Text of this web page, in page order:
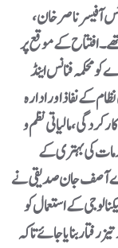
آفیسر ناصر خان،
کے موقع پر
محکمہ فنانس اینڈ
کے نفاذ اور ادارہ
مالیاتی نظم و
کی بہتری کے
اے آصف جان صدیقی نے
کے استعمال کو
رفتار بنایا جائے تاکہ